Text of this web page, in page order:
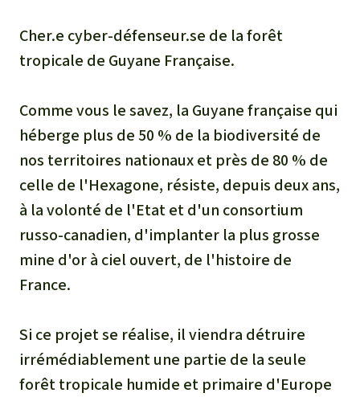
Les biocarburants
L’aluminium
L'élevage industriel
L'or
L'accaparement des terres
Le ciment et le béton
Mentions légales
Communiqués
Dans la presse
Português
Cher.e cyber-défenseur.se de la forêt
tropicale de Guyane Française.
Comme vous le savez, la Guyane française qui
héberge plus de 50 % de la biodiversité de
nos territoires nationaux et près de 80 % de
celle de l'Hexagone, résiste, depuis deux ans,
à la volonté de l'Etat et d'un consortium
russo-canadien, d'implanter la plus grosse
mine d'or à ciel ouvert, de l'histoire de
France.
Si ce projet se réalise, il viendra détruire
irrémédiablement une partie de la seule
forêt tropicale humide et primaire d'Europe